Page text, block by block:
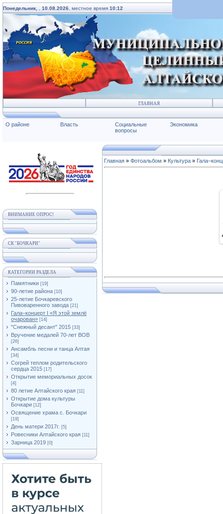
Понедельник, 10.08.2026 , местное время 10:12
ГЛАВНАЯ
О районе Власть
Социальные
вопросы
Экономика
ВНИМАНИЕ ОПРОС!
СК "БОЧКАРИ"
КАТЕГОРИИ РАЗДЕЛА
Памятники [19]
90-летие района [10]
25-летие Бочкаревского
Пивоваренного завода [21]
Гала–концерт I «Я этой землё
очарован» [14]
"Снежный десант" 2015 [33]
Вручение медалей 70-лет ВОВ
[26]
Ансамбль песни и танца Алтая
[34]
Согрей теплом родительского
сердца 2015 [17]
Открытие мемориальных досок
[4]
80 летие Алтайского края [11]
Открытие дома культуры
Бочкари [12]
Освящение храма с. Бочкари
[19]
День матери 2017г. [5]
Ровесники Алтайского края [11]
Зарница 2019 [0]
Главная » Фотоальбом » Культура »